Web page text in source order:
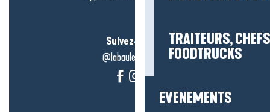
TRAITEURS,
FOODTRUCKS
EVENEMENTS
Suivez-nous !
@labauleguérande